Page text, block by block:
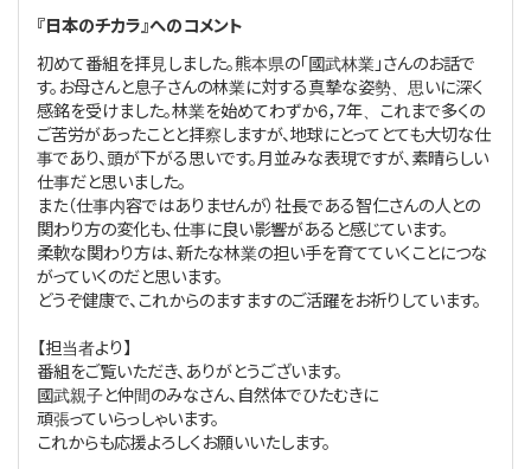
『日本のチカラ』へのコメント
初めて番組を拝見しました。熊本県の「國武林業」さんのお話で
す。お母さんと息子さんの林業に対する真摯な姿勢、思いに深く
感銘を受けました。林業を始めてわずか6，7年、これまで多くの
ご苦労があったことと拝察しますが、地球にとってとても大切な仕
事であり、頭が下がる思いです。月並みな表現ですが、素晴らしい
仕事だと思いました。
また（仕事内容ではありませんが）社長である智仁さんの人との
関わり方の変化も、仕事に良い影響があると感じています。
柔軟な関わり方は、新たな林業の担い手を育てていくことにつな
がっていくのだと思います。
どうぞ健康で、これからのますますのご活躍をお祈りしています。
【担当者より】
番組をご覧いただき、ありがとうございます。
國武親子と仲間のみなさん、自然体でひたむきに
頑張っていらっしゃいます。
これからも応援よろしくお願いいたします。